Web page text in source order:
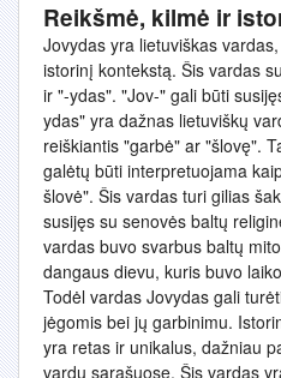
Reikšmė, kilmė ir
Jovydas yra lietuviškas
istorinį kontekstą. Šis vardas
ir "-ydas". "Jov-" gali būti
ydas" yra dažnas lietuviškų
reiškiantis "garbė" ar "šlovę".
galėtų būti interpretuojama
šlovė". Šis vardas turi gilias
susijęs su senovės baltų
vardas buvo svarbus baltų
dangaus dievu, kuris buvo
Todėl vardas Jovydas gali
jėgomis bei jų garbinimu.
yra retas ir unikalus, dažniau
vardų sąrašuose. Šis vardas